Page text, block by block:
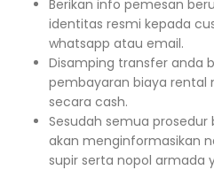
Berikan info pemesan
identitas resmi kepada
whatsapp atau email.
Disamping transfer anda
pembayaran biaya rental
secara cash.
Sesudah semua
akan menginformasikan
supir serta nopol armada